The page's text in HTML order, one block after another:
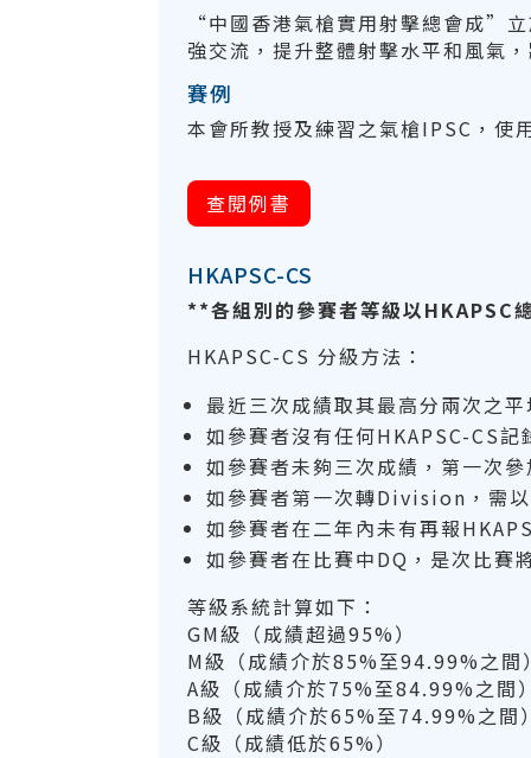
“中國香港氣槍實用射擊總會成”
強交流，提升整體射擊水平和風氣
賽例
本會所教授及練習之氣槍IPSC，
查閱例書
HKAPSC-CS
**各組別的參賽者等級以HKAPSC
HKAPSC-CS 分級方法：
最近三次成績取其最高分兩次之
如參賽者沒有任何HKAPSC-CS
如參賽者未夠三次成績，第一次
如參賽者第一次轉Division，需
如參賽者在二年內未有再報
如參賽者在比賽中DQ，是次比賽
等級系統計算如下：
GM級（成績超過95%）
M級（成績介於85%至94.99%之間
A級（成績介於75%至84.99%之間
B級（成績介於65%至74.99%之間
C級（成績低於65%）